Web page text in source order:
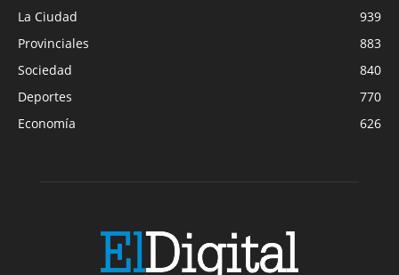
La Ciudad
939
Provinciales
883
Sociedad
840
Deportes
770
Economía
626